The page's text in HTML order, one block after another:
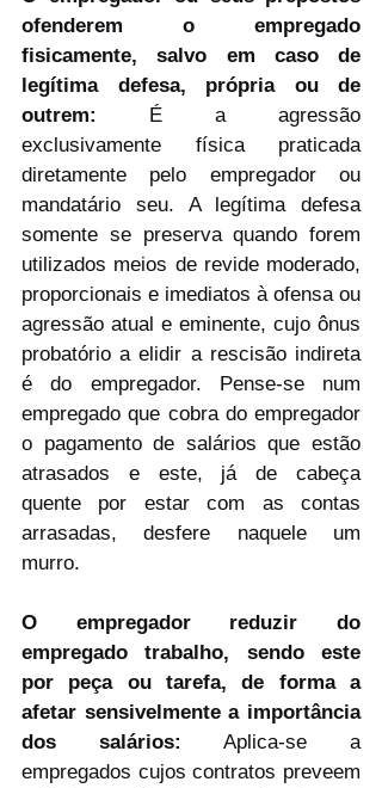
ofenderem o empregado
fisicamente, salvo em caso de
legítima defesa, própria ou de
outrem: É a agressão
exclusivamente física praticada
diretamente pelo empregador ou
mandatário seu. A legítima defesa
somente se preserva quando forem
utilizados meios de revide moderado,
proporcionais e imediatos à ofensa ou
agressão atual e eminente, cujo ônus
probatório a elidir a rescisão indireta
é do empregador. Pense-se num
empregado que cobra do empregador
o pagamento de salários que estão
atrasados e este, já de cabeça
quente por estar com as contas
arrasadas, desfere naquele um
murro.
O empregador reduzir do
empregado trabalho, sendo este
por peça ou tarefa, de forma a
afetar sensivelmente a importância
dos salários: Aplica-se a
empregados cujos contratos preveem